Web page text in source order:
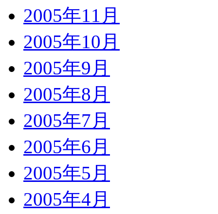
2005年11月
2005年10月
2005年9月
2005年8月
2005年7月
2005年6月
2005年5月
2005年4月